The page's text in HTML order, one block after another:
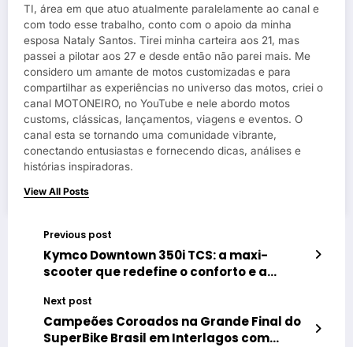
TI, área em que atuo atualmente paralelamente ao canal e
com todo esse trabalho, conto com o apoio da minha
esposa Nataly Santos. Tirei minha carteira aos 21, mas
passei a pilotar aos 27 e desde então não parei mais. Me
considero um amante de motos customizadas e para
compartilhar as experiências no universo das motos, criei o
canal MOTONEIRO, no YouTube e nele abordo motos
customs, clássicas, lançamentos, viagens e eventos. O
canal esta se tornando uma comunidade vibrante,
conectando entusiastas e fornecendo dicas, análises e
histórias inspiradoras.
View All Posts
Previous post
Kymco Downtown 350i TCS: a maxi-
scooter que redefine o conforto e a
Next post
Campeões Coroados na Grande Final do
SuperBike Brasil em Interlagos com